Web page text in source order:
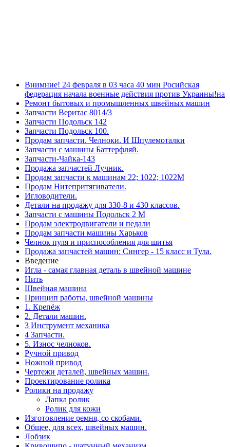
Внимние! 24 февраля в 03 часа 40 мин Росийская
федерация начала военные действия против Украины!на
Ремонт бытовых и промышленных швейных машин
Запчасти Веритас 8014/3
Запчасти Подольск 142
Запчасти Подольск 100.
Продам запчасти. Челноки. И Шпулемоталки
Запчасти с машины Баттерфляй.
Запчасти-Чайка-143
Продажа запчастей Лучник.
Продам запчасти к машинам 22; 1022; 1022М
Продам Нитепритягиватели.
Игловодители.
Детали на продажу для 330-8 и 430 классов.
Запчасти с машины Подольск 2 М
Продам электродвигатели и педали
Продам запчасти машины Харьков
Челнок пуля и приспособления для шитья
Продажа запчастей машин: Сингер - 15 класс и Тула.
Введение
Игла - самая главная деталь в швейной машине
Нить
Швейная машина
Принцип работы, швейной машины
1. Крепёж
2. Детали машин.
3 Инструмент механика
4 Запчасти.
5. Износ челноков.
Ручной привод
Ножной привод
Чертежи деталей, швейных машин.
Проектирование ролика
Ролики на продажу
Лапка ролик
Ролик для кожи
Изготовление ремня, со скобами.
Общее, для всех, швейных машин.
Лобзик